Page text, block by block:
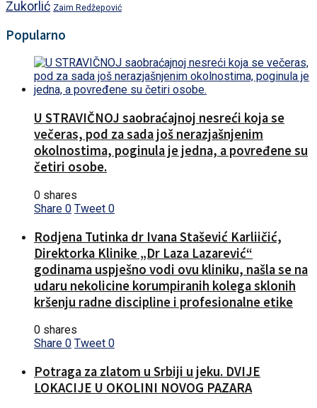
Zukorlić Zaim Redžepović
Popularno
U STRAVIČNOJ saobraćajnoj nesreći koja se
večeras, pod za sada još nerazjašnjenim
okolnostima, poginula je jedna, a povređene su
četiri osobe.
0 shares
Share 0 Tweet 0
Rodjena Tutinka dr Ivana Stašević Karliičić,
Direktorka Klinike „Dr Laza Lazarević“
godinama uspješno vodi ovu kliniku, našla se na
udaru nekolicine korumpiranih kolega sklonih
kršenju radne discipline i profesionalne etike
0 shares
Share 0 Tweet 0
Potraga za zlatom u Srbiji u jeku. DVIJE
LOKACIJE U OKOLINI NOVOG PAZARA